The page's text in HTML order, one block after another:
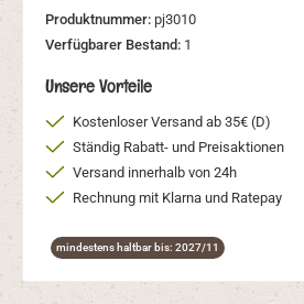
Produktnummer: pj3010
Verfügbarer Bestand: 1
Unsere Vorteile
Kostenloser Versand ab 35€ (D)
Ständig Rabatt- und Preisaktionen
Versand innerhalb von 24h
Rechnung mit Klarna und Ratepay
mindestens haltbar bis: 2027/11